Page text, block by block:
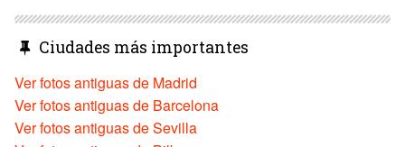
Ciudades más importantes
Ver fotos antiguas de Madrid
Ver fotos antiguas de Barcelona
Ver fotos antiguas de Sevilla